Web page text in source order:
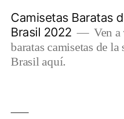
contenido
Camisetas Baratas
Brasil 2022
Ven
baratas camisetas de
Brasil aquí.